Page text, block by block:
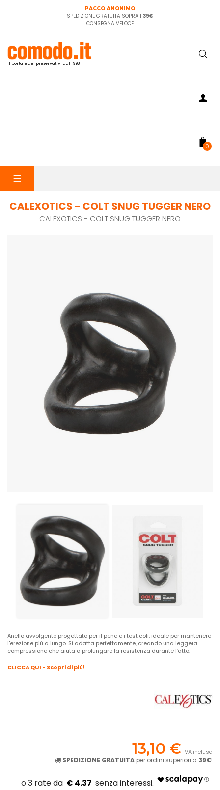
PACCO ANONIMO
SPEDIZIONE GRATUITA SOPRA I 39€
CONSEGNA VELOCE
il portale dei preservativi dal 1998
0
navigazione
☰
CALEXOTICS - COLT SNUG TUGGER NERO
CALEXOTICS - COLT SNUG TUGGER NERO
Anello avvolgente progettato per il pene e i testicoli, ideale per mantenere
l'erezione più a lungo. Si adatta perfettamente, creando una leggera
compressione che aiuta a prolungare la resistenza durante l’atto.
CLICCA QUI - Scopri di più!
13,10 € IVA inclusa
SPEDIZIONE GRATUITA per ordini superiori a 39€!
€ 4.37